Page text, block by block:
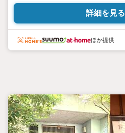
n※売主契約不適合責任免責
詳細を見る
ほか提供